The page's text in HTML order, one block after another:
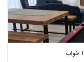
1 خواب